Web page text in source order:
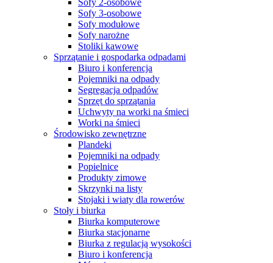
Sofy 3-osobowe
Sofy modułowe
Sofy narożne
Stoliki kawowe
Sprzątanie i gospodarka odpadami
Biuro i konferencja
Pojemniki na odpady
Segregacja odpadów
Sprzęt do sprzątania
Uchwyty na worki na śmieci
Worki na śmieci
Środowisko zewnętrzne
Plandeki
Pojemniki na odpady
Popielnice
Produkty zimowe
Skrzynki na listy
Stojaki i wiaty dla rowerów
Stoły i biurka
Biurka komputerowe
Biurka stacjonarne
Biurka z regulacją wysokości
Biuro i konferencja